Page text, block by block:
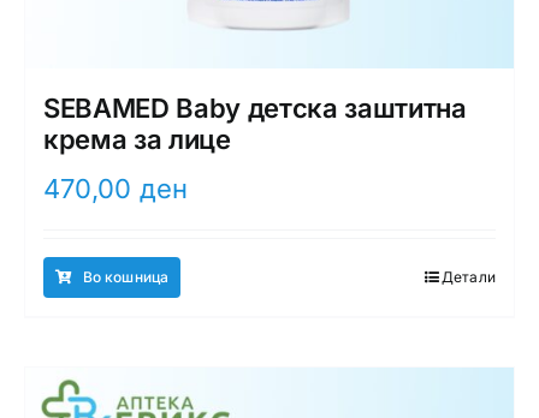
SEBAMED Baby детска заштитна
крема за лице
470,00 ден
Во кошница Детали